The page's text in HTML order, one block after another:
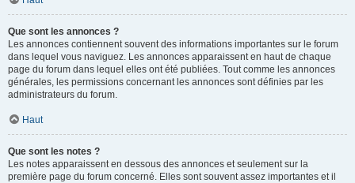
Que sont les annonces ?
Les annonces contiennent souvent des informations importantes sur le forum
dans lequel vous naviguez. Les annonces apparaissent en haut de chaque
page du forum dans lequel elles ont été publiées. Tout comme les annonces
générales, les permissions concernant les annonces sont définies par les
administrateurs du forum.
Haut
Que sont les notes ?
Les notes apparaissent en dessous des annonces et seulement sur la
première page du forum concerné. Elles sont souvent assez importantes et il